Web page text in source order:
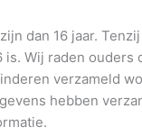
dan 16 jaar. Tenzij
Wij raden ouders
verzameld
hebben